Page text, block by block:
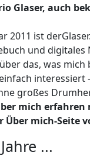
Glaser, auch
2011 ist
und digitales
das, was mich
interessiert
großes
mich erfahren
Über mich-Seite
...